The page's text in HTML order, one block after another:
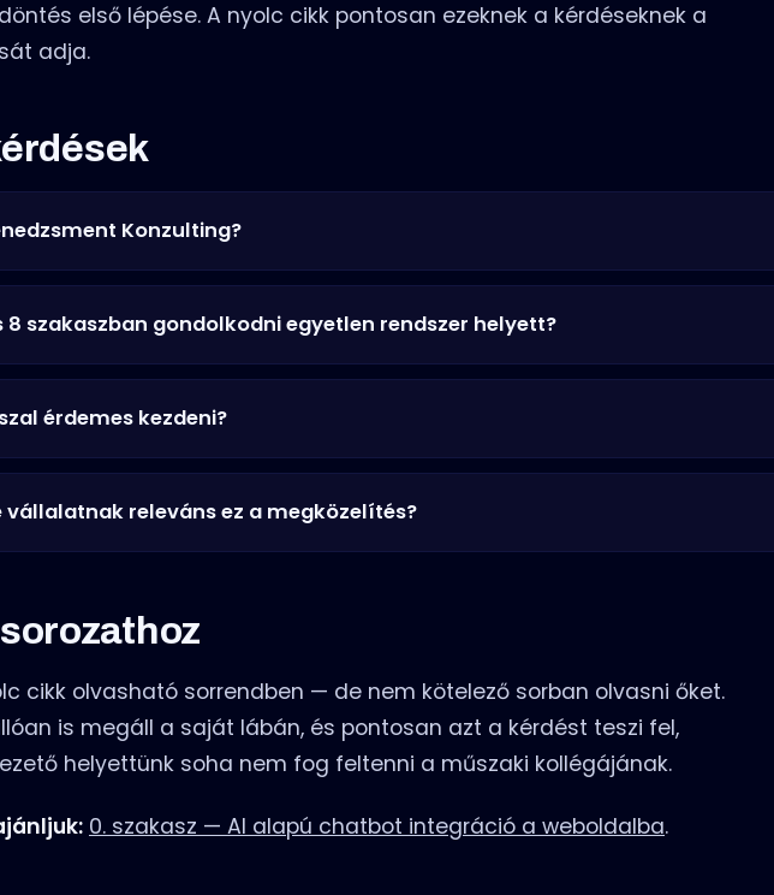
első lépése. A nyolc cikk pontosan ezeknek a kérdéseknek a
adja.
Konzulting?
8 szakaszban gondolkodni egyetlen rendszer helyett?
érdemes kezdeni?
vállalatnak releváns ez a megközelítés?
cikk olvasható sorrendben — de nem kötelező sorban olvasni őket.
is megáll a saját lábán, és pontosan azt a kérdést teszi fel,
helyettünk soha nem fog feltenni a műszaki kollégájának.
0. szakasz — AI alapú chatbot integráció a weboldalba.